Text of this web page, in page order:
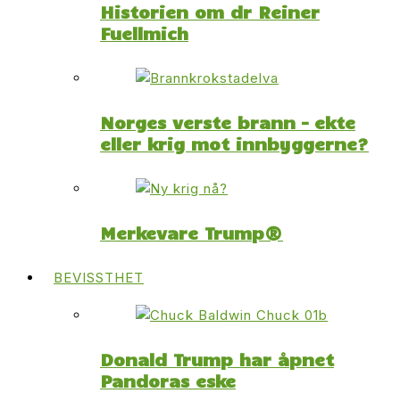
Historien om dr Reiner
Fuellmich
Norges verste brann – ekte
eller krig mot innbyggerne?
Merkevare Trump®
BEVISSTHET
Donald Trump har åpnet
Pandoras eske